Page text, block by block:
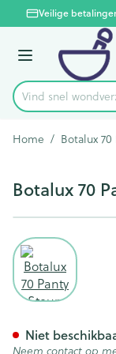
Ga naar de inhoud
1 van 1Veilige
Menu
Product, merk,
Vind snel
Home / Botalux 70
Botalux 70
View larger
Niet
Neem contact op